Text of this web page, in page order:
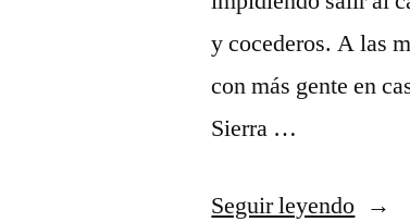
y cocederos. A las
con más gente en
Sierra …
Seguir leyendo